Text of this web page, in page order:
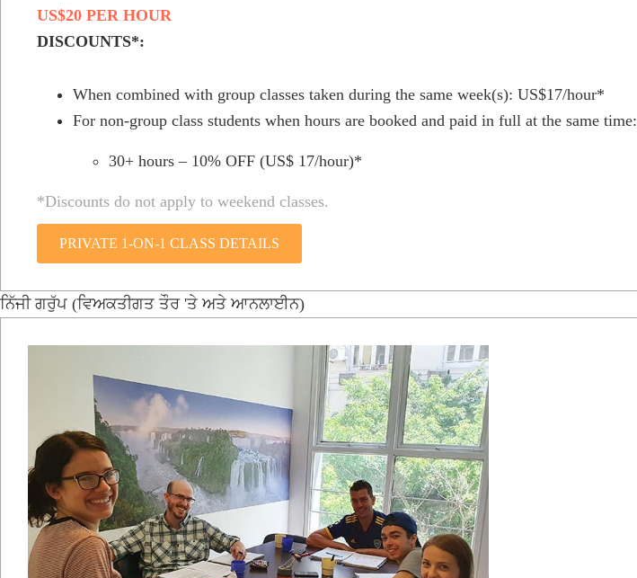
US$20 PER HOUR
DISCOUNTS*:
When combined with group classes taken during the same week(s): US$17/hour*
For non-group class students when hours are booked and paid in full at the same time:
30+ hours – 10% OFF (US$ 17/hour)*
*Discounts do not apply to weekend classes.
PRIVATE 1-ON-1 CLASS DETAILS
ਨਿੱਜੀ ਗਰੁੱਪ (ਵਿਅਕਤੀਗਤ ਤੌਰ 'ਤੇ ਅਤੇ ਆਨਲਾਈਨ)